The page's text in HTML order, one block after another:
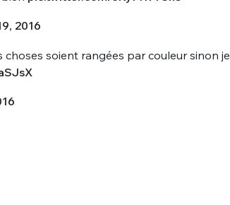
2016
choses soient rangées par couleur sinon je